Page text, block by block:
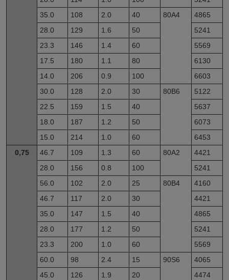
35.0
108 2.0 40 80A4
4865
28.0
129 1.6 50
5241
23.3
146 1.4 60
5569
17.5
180 1.1 80
6130
14.0
206 0.9 100
6603
30.0
128 2.0 30 80B6
5122
22.5
159 1.5 40
5637
18.0
187 1.2 50
6073
15.0
214 1.0 60
6453
0,75
46.7 109 1.3 60 80A2
4421
28.0
156 0.8 100
5241
56.0
102 2.0 25 80B4
4160
46.7
117 2.0 30
4421
35.0
147 1.5 40
4865
28.0
177 1.2 50
5241
23.3
200 1.0 60
5569
60.0
98 2.4 15 90S6
4065
45.0
126 1.9 20
4474